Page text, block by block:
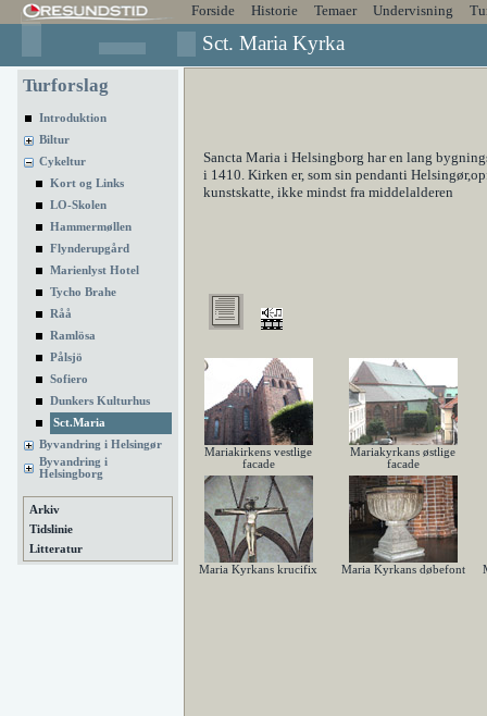
Forside Historie Temaer Undervisning
Sct. Maria Kyrka
Turforslag
Introduktion
Biltur
Cykeltur
Kort og Links
LO-Skolen
Hammermøllen
Flynderupgård
Marienlyst Hotel
Tycho Brahe
Råå
Ramlösa
Pålsjö
Sofiero
Dunkers Kulturhus
Sct.Maria
Byvandring i Helsingør
Byvandring i
Helsingborg
Arkiv
Tidslinie
Litteratur
Sancta Maria i Helsingborg har en lang
i 1410. Kirken er, som sin pendanti
kunstskatte, ikke mindst fra middelalderen
Mariakirkens vestlige
facade
Mariakyrkans østlige
facade
Maria Kyrkans krucifix Maria Kyrkans døbefont